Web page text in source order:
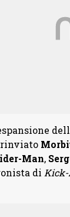
Man,
di Kick-